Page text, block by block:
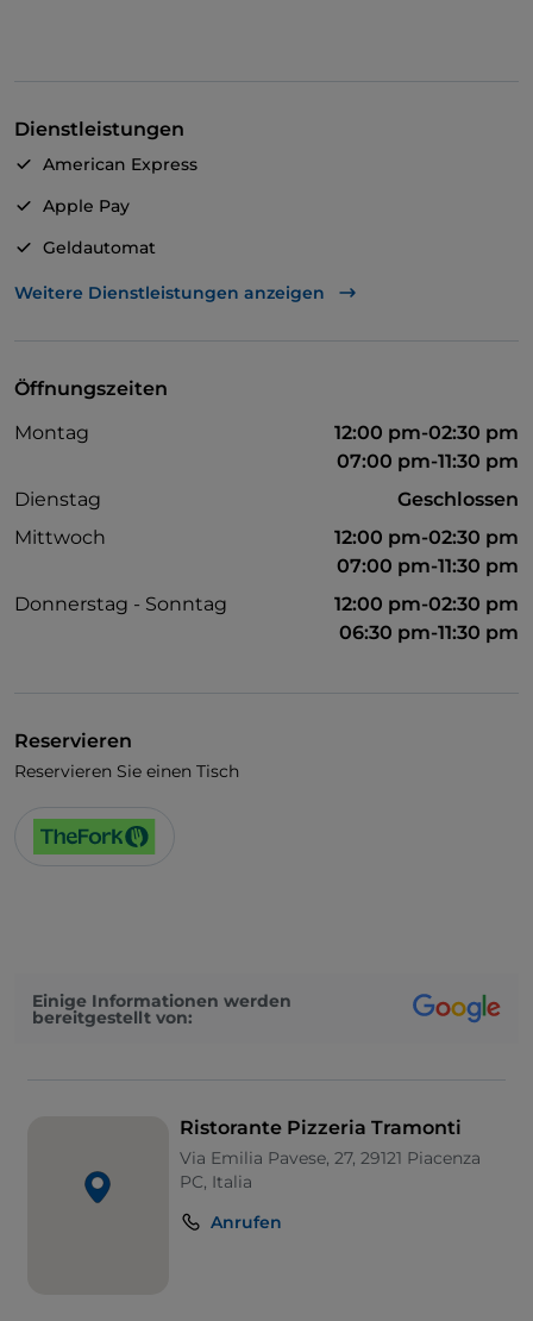
Dienstleistungen
American Express
Apple Pay
Geldautomat
TheFork PAY
Weitere Dienstleistungen anzeigen
Öffnungszeiten
Montag
12:00 pm-02:30 pm
07:00 pm-11:30 pm
Dienstag
Geschlossen
Mittwoch
12:00 pm-02:30 pm
07:00 pm-11:30 pm
Donnerstag - Sonntag
12:00 pm-02:30 pm
06:30 pm-11:30 pm
Reservieren
Reservieren Sie einen Tisch
Einige Informationen werden
bereitgestellt von:
Ristorante Pizzeria Tramonti
Via Emilia Pavese, 27, 29121 Piacenza
PC, Italia
Anrufen